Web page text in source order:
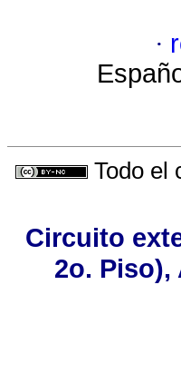
·
Todo el
Circuito
2o. Piso),